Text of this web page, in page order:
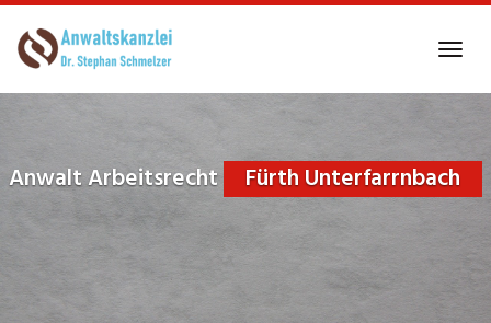
to
Anwalt Arbeitsrecht Fürth Unterfarrnbach